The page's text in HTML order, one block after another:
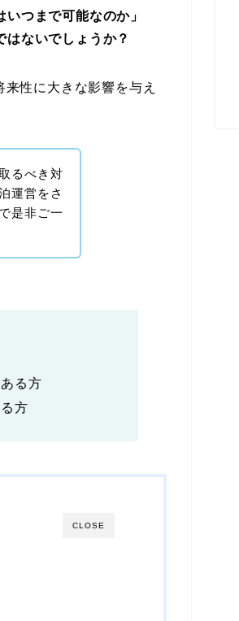
つまで可能なのか」
はないでしょうか？
性に大きな影響を与え
るべき対
運営をさ
是非ご一
る方
方
CLOSE